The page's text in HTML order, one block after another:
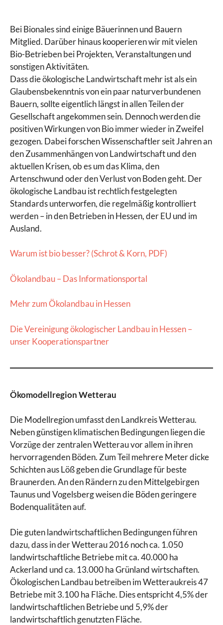
Bei Bionales sind einige Bäuerinnen und Bauern
Mitglied. Darüber hinaus kooperieren wir mit vielen
Bio-Betrieben bei Projekten, Veranstaltungen und
sonstigen Aktivitäten.
Dass die ökologische Landwirtschaft mehr ist als ein
Glaubensbekenntnis von ein paar naturverbundenen
Bauern, sollte eigentlich längst in allen Teilen der
Gesellschaft angekommen sein. Dennoch werden die
positiven Wirkungen von Bio immer wieder in Zweifel
gezogen. Dabei forschen Wissenschaftler seit Jahren an
den Zusammenhängen von Landwirtschaft und den
aktuellen Krisen, ob es um das Klima, den
Artenschwund oder den Verlust von Boden geht. Der
ökologische Landbau ist rechtlich festgelegten
Standards unterworfen, die regelmäßig kontrolliert
werden – in den Betrieben in Hessen, der EU und im
Ausland.
Warum ist bio besser? (Schrot & Korn, PDF)
Ökolandbau – Das Informationsportal
Mehr zum Ökolandbau in Hessen
Die Vereinigung ökologischer Landbau in Hessen –
unser Kooperationspartner
Ökomodellregion Wetterau
Die Modellregion umfasst den Landkreis Wetterau.
Neben günstigen klimatischen Bedingungen liegen die
Vorzüge der zentralen Wetterau vor allem in ihren
hervorragenden Böden. Zum Teil mehrere Meter dicke
Schichten aus Löß geben die Grundlage für beste
Braunerden. An den Rändern zu den Mittelgebirgen
Taunus und Vogelsberg weisen die Böden geringere
Bodenqualitäten auf.
Die guten landwirtschaftlichen Bedingungen führen
dazu, dass in der Wetterau 2016 noch ca. 1.050
landwirtschaftliche Betriebe mit ca. 40.000 ha
Ackerland und ca. 13.000 ha Grünland wirtschaften.
Ökologischen Landbau betreiben im Wetteraukreis 47
Betriebe mit 3.100 ha Fläche. Dies entspricht 4,5% der
landwirtschaftlichen Betriebe und 5,9% der
landwirtschaftlich genutzten Fläche.